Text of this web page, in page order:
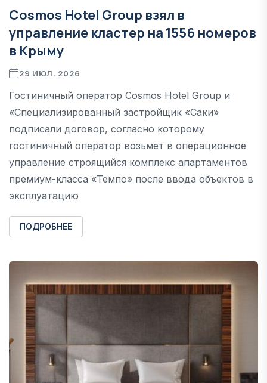
Cosmos Hotel Group взял в
управление кластер на 1556 номеров
в Крыму
29 ИЮЛ. 2026
Гостиничный оператор Cosmos Hotel Group и
«Специализированный застройщик «Саки»
подписали договор, согласно которому
гостиничный оператор возьмет в операционное
управление строящийся комплекс апартаментов
премиум-класса «Темпо» после ввода объектов в
эксплуатацию
ПОДРОБНЕЕ